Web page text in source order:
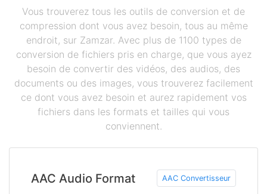
Vous trouverez tous les outils de conversion et de
compression dont vous avez besoin, tous au même
endroit, sur Zamzar. Avec plus de 1100 types de
conversion de fichiers pris en charge, que vous ayez
besoin de convertir des vidéos, des audios, des
documents ou des images, vous trouverez facilement
ce dont vous avez besoin et aurez rapidement vos
fichiers dans les formats et tailles qui vous
conviennent.
AAC Audio Format AAC Convertisseur